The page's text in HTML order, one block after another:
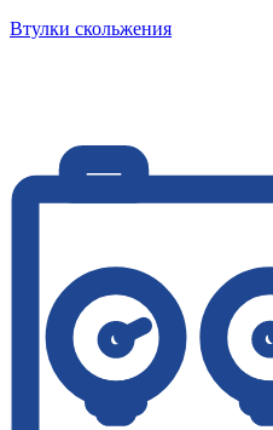
Втулки скольжения